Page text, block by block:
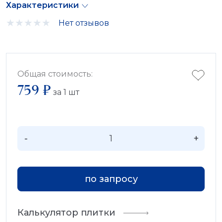
Характеристики
Нет отзывов
Общая стоимость:
759 ₽ за 1 шт
- +
по запросу
Калькулятор плитки